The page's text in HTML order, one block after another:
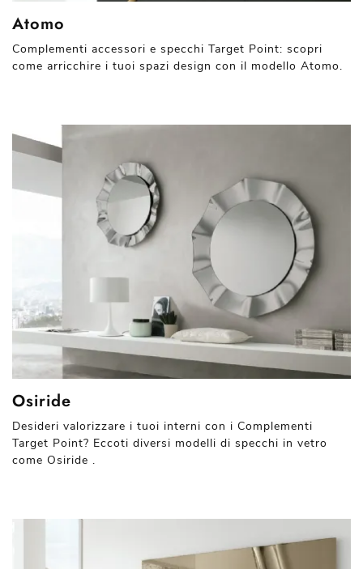
Atomo
Complementi accessori e specchi Target Point: scopri
come arricchire i tuoi spazi design con il modello Atomo.
Osiride
Desideri valorizzare i tuoi interni con i Complementi
Target Point? Eccoti diversi modelli di specchi in vetro
come Osiride .